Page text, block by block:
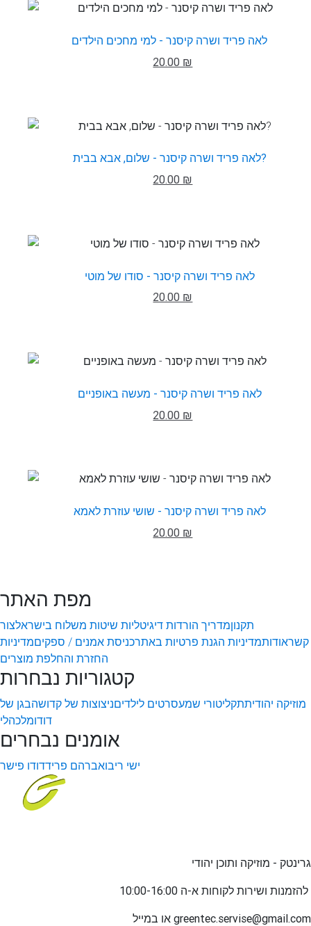
לאה פריד ושרה קיסנר - למי מחכים הילדים
20.00 ₪
לאה פריד ושרה קיסנר - שלום, אבא בבית?
20.00 ₪
לאה פריד ושרה קיסנר - סודו של מוטי
20.00 ₪
לאה פריד ושרה קיסנר - מעשה באופניים
20.00 ₪
לאה פריד ושרה קיסנר - שושי עוזרת לאמא
20.00 ₪
מפת האתר
תקנוןמדריך הורדות דיגיטליות שיטות משלוח בישראלצור
קשראודותמדיניות הגנת פרטיות באתרכניסת אמנים / ספקיםמדיניות
החזרת והחלפת מוצרים
קטגוריות נבחרות
מוזיקה יהודיתתקליטורי שמעסרטים לילדיםניצוצות של קדושהבגן של
דודומלכהלי
אומנים נבחרים
ישי ריבואברהם פרידדודו פישר
גרינטק - מוזיקה ותוכן יהודי
להזמנות ו
greentec.servise@gmail.com